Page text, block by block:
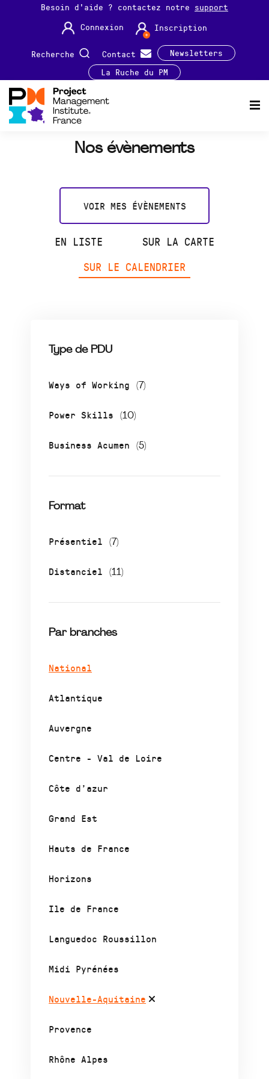
Besoin d'aide ? contactez notre support
Connexion
Inscription
Recherche Contact
Newsletters
La Ruche du PM
Nos évènements
VOIR MES ÉVÈNEMENTS
EN LISTE
SUR LA CARTE
SUR LE CALENDRIER
Type de PDU
Ways of Working (7)
Power Skills (10)
Business Acumen (5)
Format
Présentiel (7)
Distanciel (11)
Par branches
National
Atlantique
Auvergne
Centre - Val de Loire
Côte d’azur
Grand Est
Hauts de France
Horizons
Ile de France
Languedoc Roussillon
Midi Pyrénées
Nouvelle-Aquitaine
Provence
Rhône Alpes